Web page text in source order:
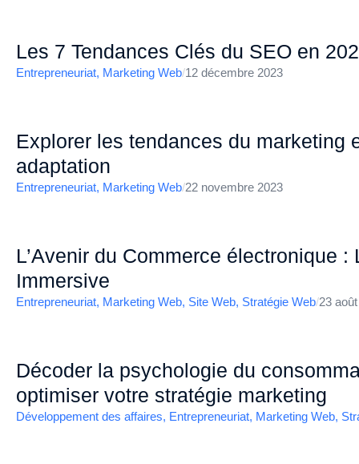
Les 7 Tendances Clés du SEO en
Entrepreneuriat, Marketing Web/12 décembre 2023
Explorer les tendances du marketing
adaptation
Entrepreneuriat, Marketing Web/22 novembre 2023
L’Avenir du Commerce électronique :
Immersive
Entrepreneuriat, Marketing Web, Site Web, Stratégie Web/23
Décoder la psychologie du
optimiser votre stratégie marketing
Développement des affaires, Entrepreneuriat, Marketing Web,